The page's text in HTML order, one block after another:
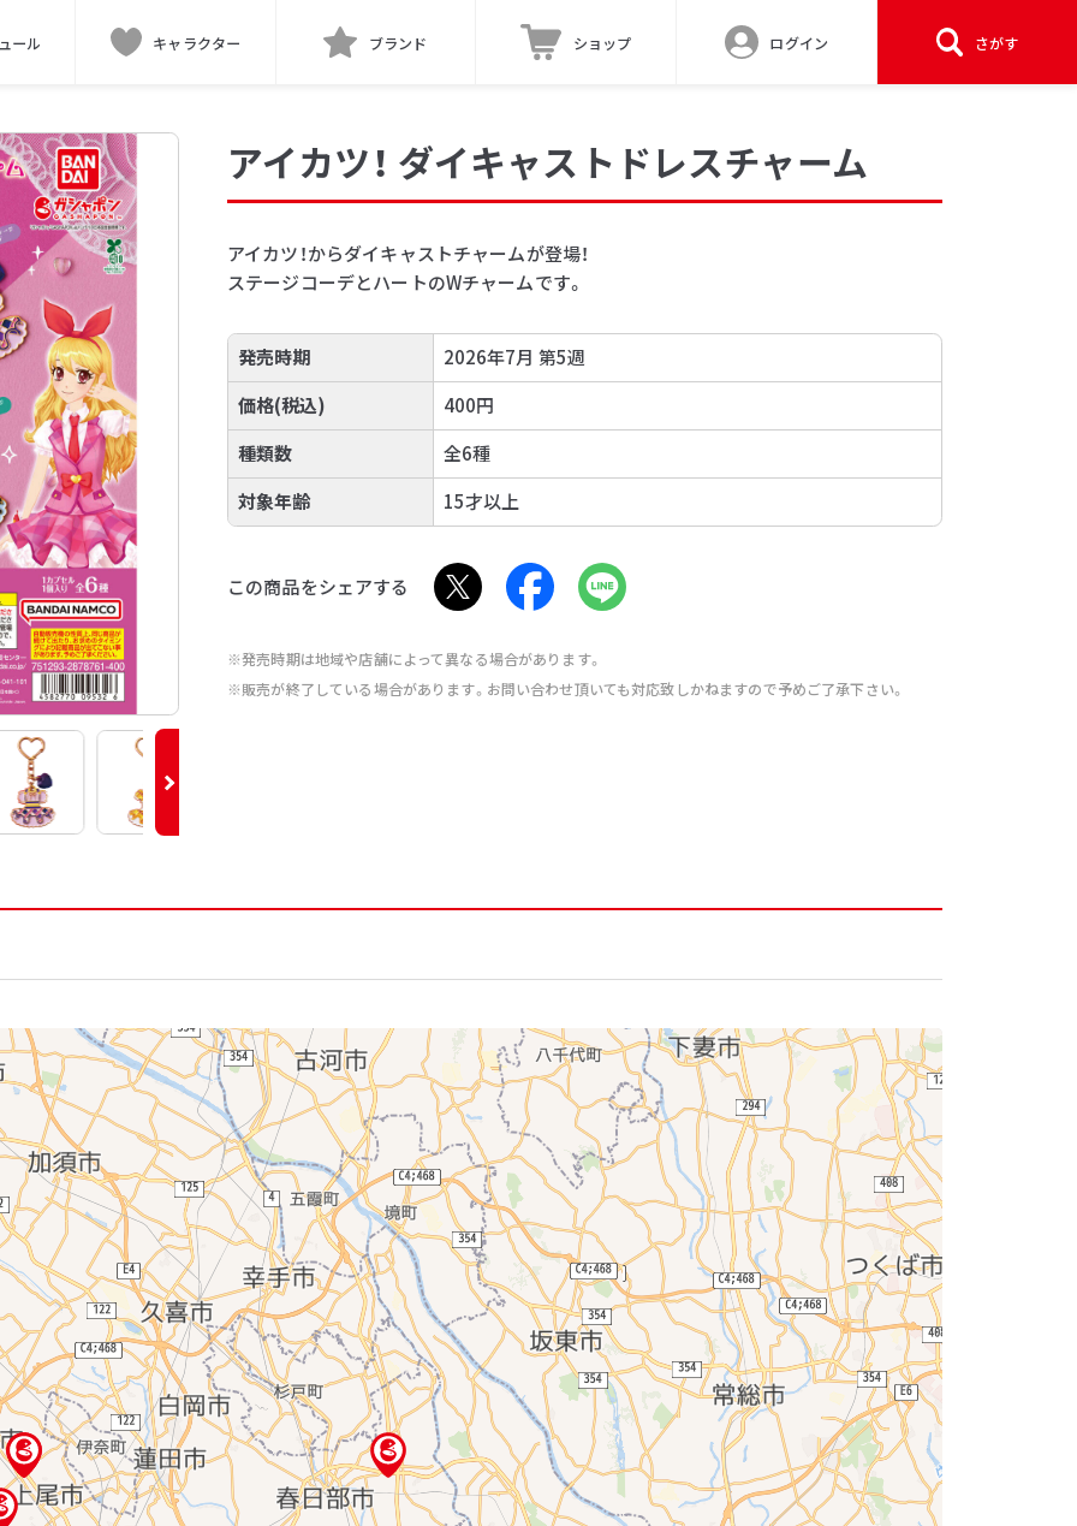
ール キャラクター ブランド ショップ ログイン さがす
アイカツ！ ダイキャストドレスチャーム
アイカツ！からダイキャストチャームが登場！
ステージコーデとハートのWチャームです。
発売時期
2026年7月 第5週
価格(税込)
400円
種類数
全6種
対象年齢
15才以上
この商品をシェアする
※発売時期は地域や店舗によって異なる場合があります。
※販売が終了している場合があります。お問い合わせ頂いても対応致しかねますので予めご了承下さい。